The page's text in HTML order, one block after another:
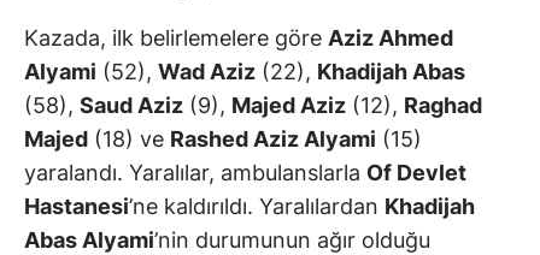
Kazada, ilk belirlemelere göre Aziz Ahmed
Alyami (52), Wad Aziz (22), Khadijah Abas
(58), Saud Aziz (9), Majed Aziz (12), Raghad
Majed (18) ve Rashed Aziz Alyami (15)
yaralandı. Yaralılar, ambulanslarla Of Devlet
Hastanesi’ne kaldırıldı. Yaralılardan Khadijah
Abas Alyami’nin durumunun ağır olduğu